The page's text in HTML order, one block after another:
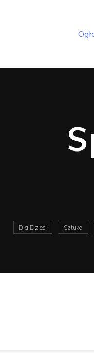
Dla Dzieci Sztuka